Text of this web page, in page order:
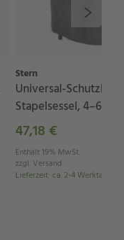
Stern
Universal-
Stapelsessel, 4–6
47,18 €
Enthält 19% MwSt.
zzgl. Versand
Lieferzeit: ca. 2-4 Werktage